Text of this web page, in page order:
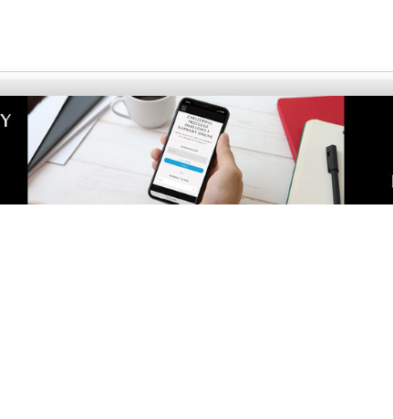
Jeśli widzisz niestosowny wpis - kliknij